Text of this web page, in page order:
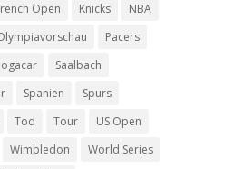
Open Knicks
NBA
Pacers
Saalbach
Spanien
Spurs
Tod Tour
US Open
Wimbledon
World Series